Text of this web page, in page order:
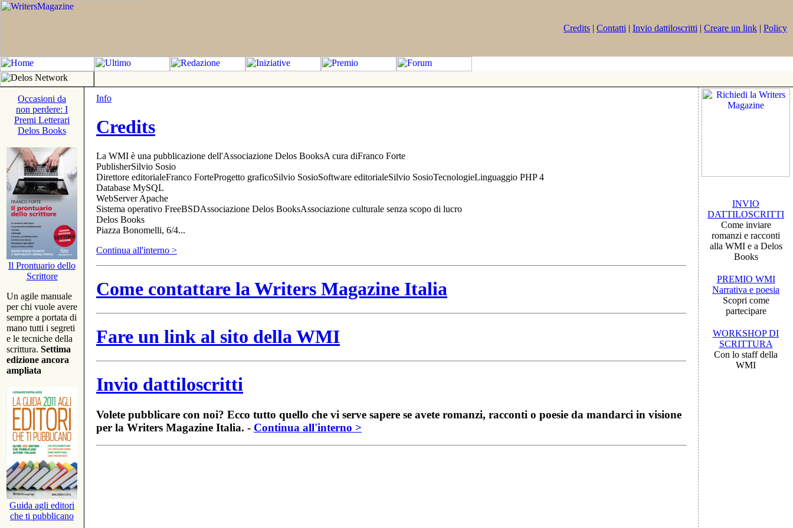
Credits | Contatti | Invio dattiloscritti | Creare un link | Policy
Occasioni da
non perdere: I
Premi Letterari
Delos Books
Il Prontuario dello
Scrittore
Un agile manuale
per chi vuole avere
sempre a portata di
mano tutti i segreti
e le tecniche della
scrittura. Settima
edizione ancora
ampliata
Guida agli editori
che ti pubblicano
Info
Credits
La WMI è una pubblicazione dell'Associazione Delos BooksA cura diFranco Forte
PublisherSilvio Sosio
Direttore editorialeFranco ForteProgetto graficoSilvio SosioSoftware editorialeSilvio SosioTecnologieLinguaggio PHP 4
Database MySQL
WebServer Apache
Sistema operativo FreeBSDAssociazione Delos BooksAssociazione culturale senza scopo di lucro
Delos Books
Piazza Bonomelli, 6/4...
Continua all'interno >
Come contattare la Writers Magazine Italia
Fare un link al sito della WMI
Invio dattiloscritti
Volete pubblicare con noi? Ecco tutto quello che vi serve sapere se avete romanzi, racconti o poesie da mandarci in visione
per la Writers Magazine Italia. - Continua all'interno >
INVIO
DATTILOSCRITTI
Come inviare
romanzi e racconti
alla WMI e a Delos
Books
PREMIO WMI
Narrativa e poesia
Scopri come
partecipare
WORKSHOP DI
SCRITTURA
Con lo staff della
WMI